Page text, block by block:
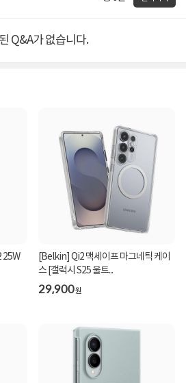
Q&A가 없습니다.
25W
[Belkin] Qi2 맥세이프 마그네틱 케이
스 [갤럭시 S25 울트...
29,900원